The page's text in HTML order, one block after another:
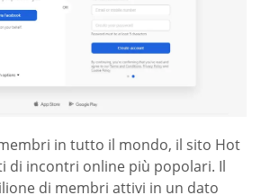
in tutto il mondo, il sito Hot
di incontri online più popolari. Il
di membri attivi in un dato